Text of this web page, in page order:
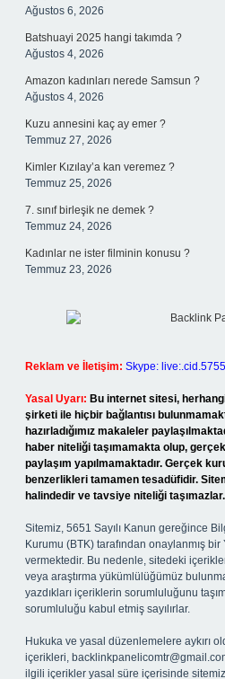
Ağustos 6, 2026
Batshuayi 2025 hangi takımda ?
Ağustos 4, 2026
Amazon kadınları nerede Samsun ?
Ağustos 4, 2026
Kuzu annesini kaç ay emer ?
Temmuz 27, 2026
Kimler Kızılay’a kan veremez ?
Temmuz 25, 2026
7. sınıf birleşik ne demek ?
Temmuz 24, 2026
Kadınlar ne ister filminin konusu ?
Temmuz 23, 2026
Reklam ve İletişim: Skype:
Yasal Uyarı: Bu internet sitesi,
şirketi ile hiçbir bağlantısı
hazırladığımız makaleler
haber niteliği taşımamakta olup,
paylaşım yapılmamaktadır. Gerçek
benzerlikleri tamamen tesadüfidir.
halindedir ve tavsiye niteliği taşımazlar.
Sitemiz, 5651 Sayılı Kanun gereğince
Kurumu (BTK) tarafından onaylanmış bir
vermektedir. Bu nedenle, sitedeki
veya araştırma yükümlülüğümüz
yazdıkları içeriklerin sorumluluğunu
sorumluluğu kabul etmiş sayılırlar.
Hukuka ve yasal düzenlemelere aykırı
içerikleri,
ilgili içerikler yasal süre içerisinde